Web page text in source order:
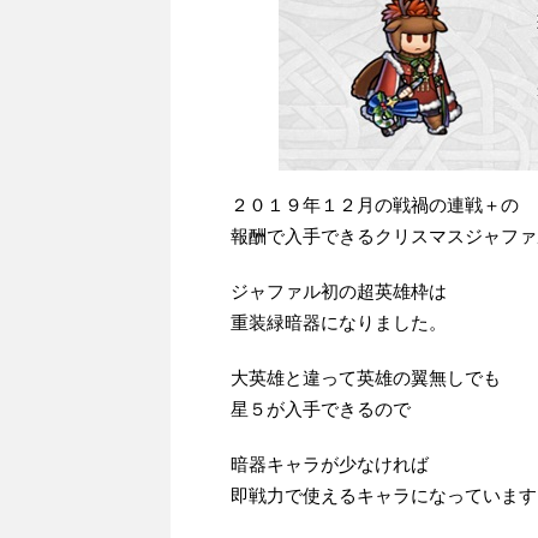
２０１９年１２月の戦禍の連戦＋の
報酬で入手できるクリスマスジャフ
ジャファル初の超英雄枠は
重装緑暗器になりました。
大英雄と違って英雄の翼無しでも
星５が入手できるので
暗器キャラが少なければ
即戦力で使えるキャラになっていま